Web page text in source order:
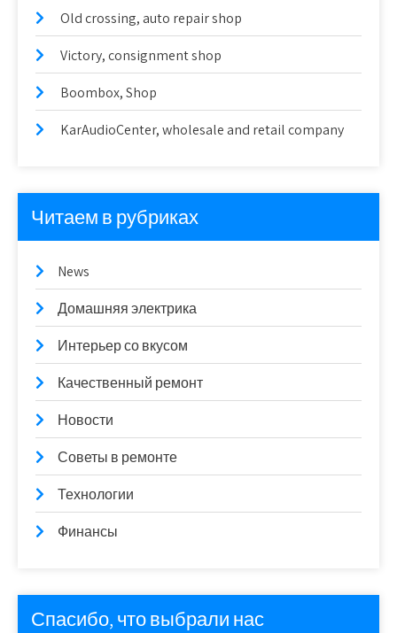
Old crossing, auto repair shop
Victory, consignment shop
Boombox, Shop
KarAudioCenter, wholesale and retail company
Читаем в рубриках
News
Домашняя электрика
Интерьер со вкусом
Качественный ремонт
Новости
Советы в ремонте
Технологии
Финансы
Спасибо, что выбрали нас